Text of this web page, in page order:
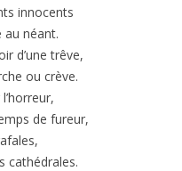
innocents
néant.
d’une trêve,
ou crève.
de fureur,
cathédrales.